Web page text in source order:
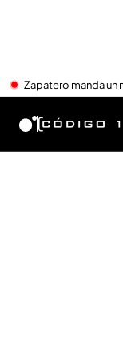
Zapatero manda un